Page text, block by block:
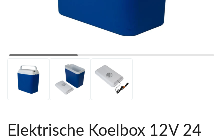
Elektrische Koelbox 12V 24